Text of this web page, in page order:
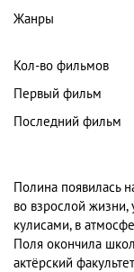
Жанры
Кол-во фильмов
Первый фильм
Последний фильм
Полина появилась
во взрослой жизни,
кулисами, в
Поля окончила
актёрский